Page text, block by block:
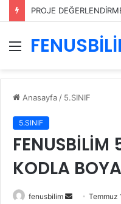
PROJE
Menü
Anasayfa / 5.SINIF
5.SINIF
FENUSBİLİM
KODLA
fenusbilim
Bir
Temmuz